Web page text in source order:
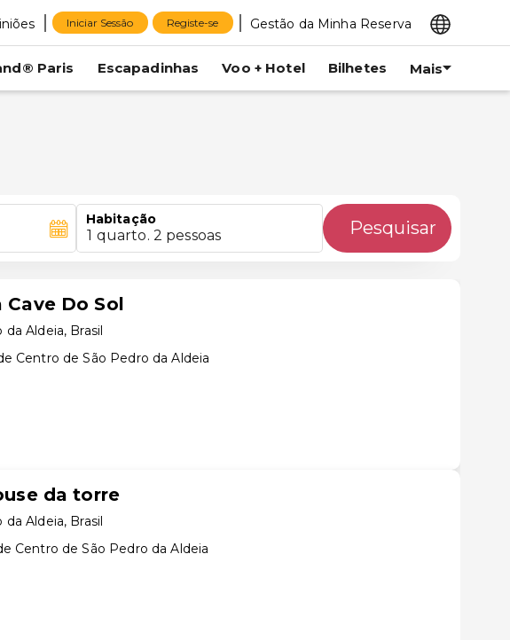
Iniciar Sessão Registe-se Gestão da Minha Reserva
Paris Escapadinhas Voo + Hotel Bilhetes Mais
Habitação
1 quarto. 2 pessoas Pesquisar
Cave Do Sol
da Aldeia, Brasil
Centro de São Pedro da Aldeia
da torre
da Aldeia, Brasil
Centro de São Pedro da Aldeia